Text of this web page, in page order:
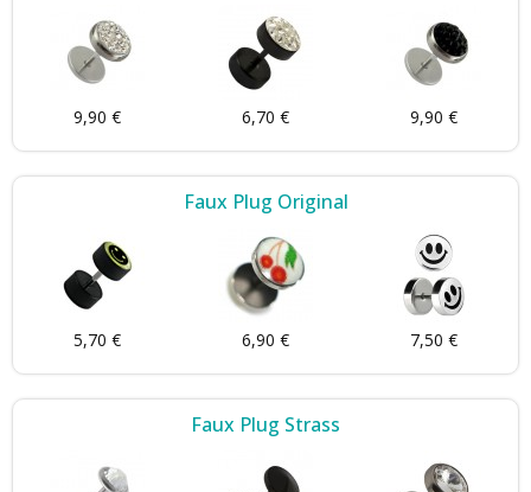
9,90 € 6,70 € 9,90 €
Faux Plug Original
5,70 € 6,90 € 7,50 €
Faux Plug Strass